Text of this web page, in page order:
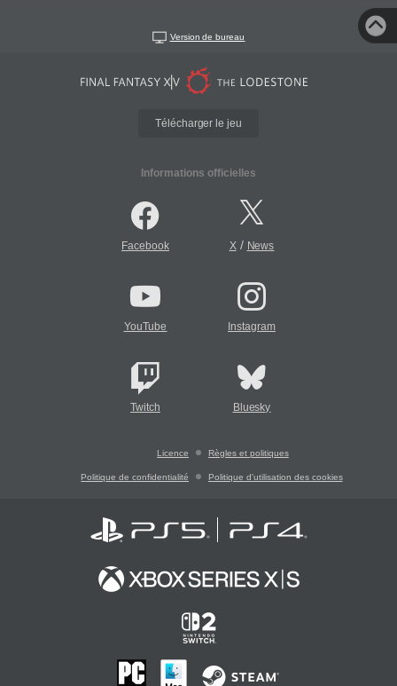
Version de bureau
Télécharger le jeu
Informations officielles
Facebook X/ News
YouTube Instagram
Twitch Bluesky
Licence Règles et politiques
Politique de confidentialité Politique d'utilisation des cookies